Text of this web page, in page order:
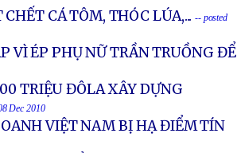
CÁ TÔM, THÓC LÚA,... -- posted
VÌ ÉP PHỤ NỮ TRẦN TRUỒNG ĐỂ
TRIỆU ĐÔLA XÂY DỰNG
Dec 2010
VIỆT NAM BỊ HẠ ĐIỂM TÍN